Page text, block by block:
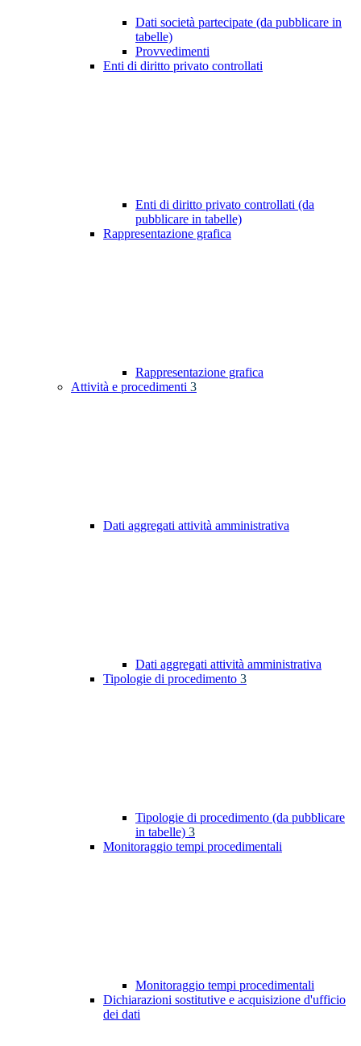
Dati società partecipate (da pubblicare in
tabelle)
Provvedimenti
Enti di diritto privato controllati
Enti di diritto privato controllati (da
pubblicare in tabelle)
Rappresentazione grafica
Rappresentazione grafica
Attività e procedimenti 3
Dati aggregati attività amministrativa
Dati aggregati attività amministrativa
Tipologie di procedimento 3
Tipologie di procedimento (da pubblicare
in tabelle) 3
Monitoraggio tempi procedimentali
Monitoraggio tempi procedimentali
Dichiarazioni sostitutive e acquisizione d'ufficio
dei dati